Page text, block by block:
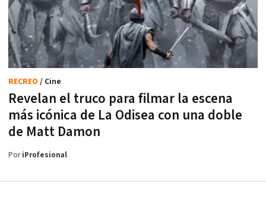
Revelan el truco para filmar la escena
más icónica de La Odisea con una doble
de Matt Damon
RECREO / Cine
PoriProfesional